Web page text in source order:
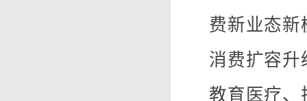
费新业态新
消费扩容升
教育医疗、